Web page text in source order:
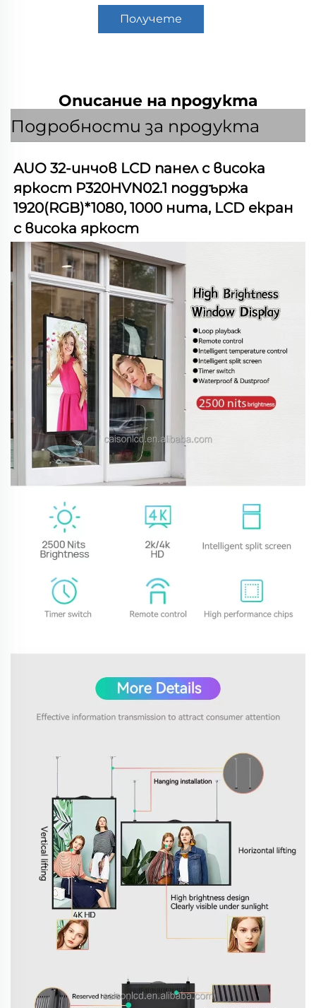
Получете
Описание на продукта
Подробности за продукта
AUO 32-инчов LCD панел с висока
яркост P320HVN02.1 поддържа
1920(RGB)*1080, 1000 нита, LCD екран
с висока яркост